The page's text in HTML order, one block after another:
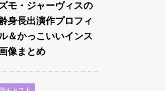
モ・ジャーヴィスの
身長出演作プロフィ
＆かっこいいインス
像まとめ